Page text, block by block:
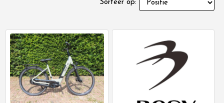
Sorteer op: